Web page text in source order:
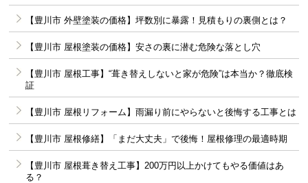
【豊川市 外壁塗装の価格】坪数別に暴露！見積もりの裏側とは？
【豊川市 屋根塗装の価格】安さの裏に潜む危険な落とし穴
【豊川市 屋根工事】“葺き替えしないと家が危険”は本当か？徹底検
証
【豊川市 屋根リフォーム】雨漏り前にやらないと後悔する工事とは
【豊川市 屋根修繕】「まだ大丈夫」で後悔！屋根修理の最適時期
【豊川市 屋根葺き替え工事】200万円以上かけてもやる価値はあ
る？